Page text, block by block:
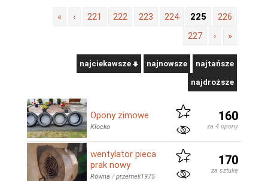
« ‹ 221 222 223 224 225
226
227
› »
najciekawsze najnowsze najtańsze
najdroższe
Opony zimowe
Kłocko
160
za 4 opony
wentylator pieca
prak nowy
Równa /przemek1975
170
za sztukę